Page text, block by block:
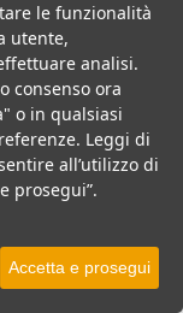
per famiglie
le funzionalità
utente,
analisi.
consenso ora
o in qualsiasi
Leggi di
all’utilizzo di
prosegui”.
Accetta e prosegui